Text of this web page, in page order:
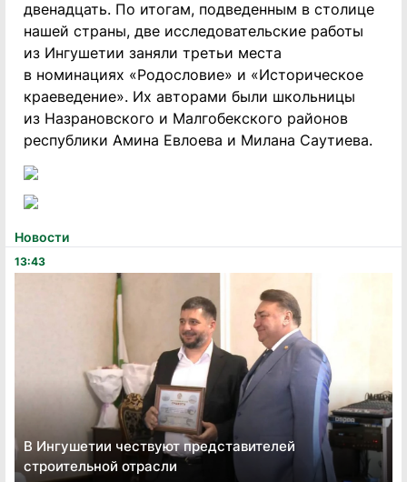
Новости
13:43
В Ингушетии чествуют представителей
строительной отрасли
двенадцать. По итогам, подведенным в столице
нашей страны, две исследовательские работы
из Ингушетии заняли третьи места
в номинациях «Родословие» и «Историческое
краеведение». Их авторами были школьницы
из Назрановского и Малгобекского районов
республики Амина Евлоева и Милана Саутиева.